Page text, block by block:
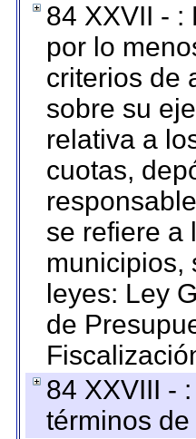
84 XXVII - :
por lo
criterios de
sobre su
relativa a
cuotas,
se refiere a
municipios,
leyes: Ley
de
84 XXVIII -
términos